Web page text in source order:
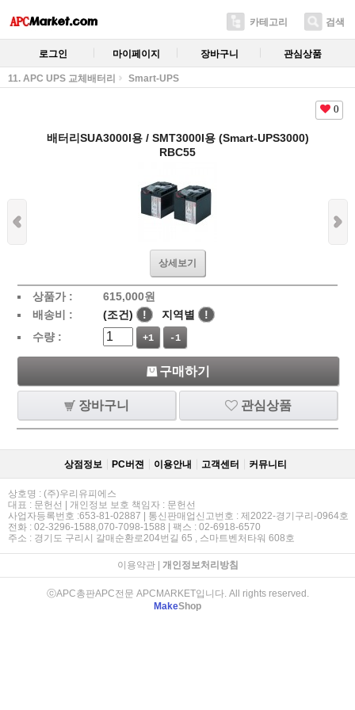
카테고리 검색
로그인 마이페이지 장바구니 관심상품
11. APC UPS 교체배터리 Smart-UPS
0
배터리SUA3000I용 / SMT3000I용 (Smart-UPS3000)
RBC55
상세보기
상품가 : 615,000원
배송비 :
(조건) ! 지역별
!
수량 :
+1 -1
구매하기
장바구니 관심상품
상점정보 PC버젼 이용안내 고객센터 커뮤니티
상호명 : (주)우리유피에스
대표 : 문헌선 | 개인정보 보호 책임자 : 문헌선
사업자등록번호 :653-81-02887 | 통신판매업신고번호 : 제2022-경기구리-0964호
전화 : 02-3296-1588,070-7098-1588 | 팩스 : 02-6918-6570
주소 : 경기도 구리시 갈매순환로204번길 65 , 스마트벤처타워 608호
이용약관| 개인정보처리방침
ⓒAPC총판APC전문 APCMARKET입니다. All rights reserved.
MakeShop